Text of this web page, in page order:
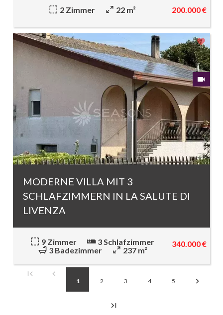
2 Zimmer 22 m² 200.000 €
MODERNE VILLA MIT 3
SCHLAFZIMMERN IN LA SALUTE DI
LIVENZA
9 Zimmer
3 Schlafzimmer
3 Badezimmer
237 m²
340.000 €
1 2 3 4 5